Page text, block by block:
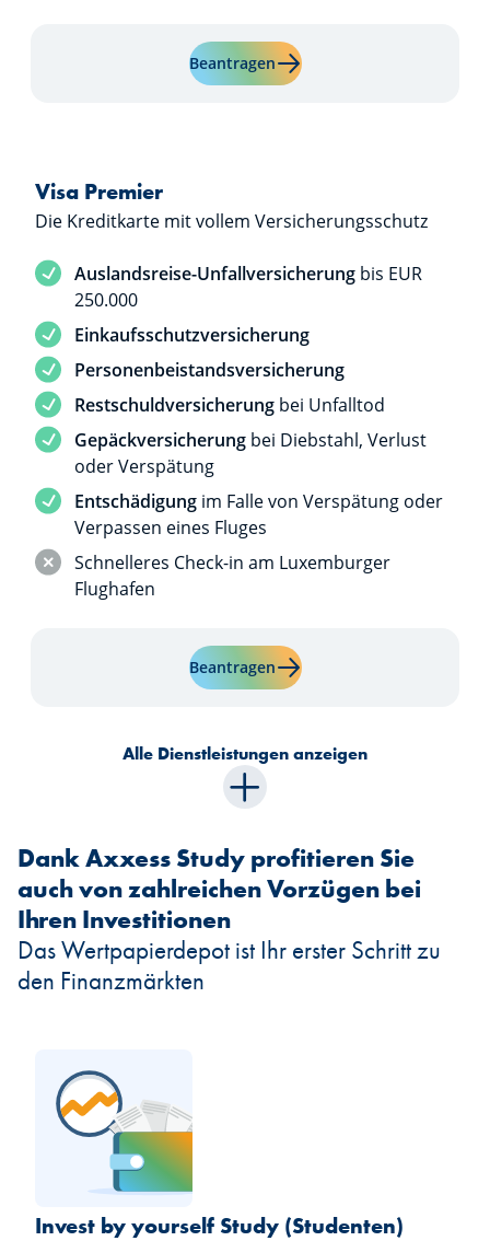
BeantragenMehr erfahren über "Visa
Visa Premier
Die Kreditkarte mit vollem Versicherungsschutz
Dienstleistung inbegriffen
Auslandsreise-Unfallversicherung bis EUR
250.000
Dienstleistung inbegriffen
Einkaufsschutzversicherung
Dienstleistung inbegriffen
Personenbeistandsversicherung
Dienstleistung inbegriffen
Restschuldversicherung bei Unfalltod
Dienstleistung inbegriffen
Gepäckversicherung bei Diebstahl, Verlust
oder Verspätung
Dienstleistung inbegriffen
Entschädigung im Falle von Verspätung oder
Verpassen eines Fluges
Dienstleistung nicht inbegriffen
Schnelleres Check-in am Luxemburger
Flughafen
BeantragenMehr erfahren über "Visa
Alle Dienstleistungen anzeigen
Dank Axxess Study profitieren Sie
auch von zahlreichen Vorzügen bei
Ihren Investitionen
Das Wertpapierdepot ist Ihr erster Schritt zu
den Finanzmärkten
Invest by yourself Study (Studenten)